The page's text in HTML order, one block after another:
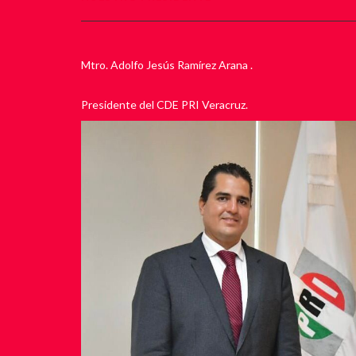
Mtro. Adolfo Jesús Ramírez Arana .
Presidente del CDE PRI Veracruz.